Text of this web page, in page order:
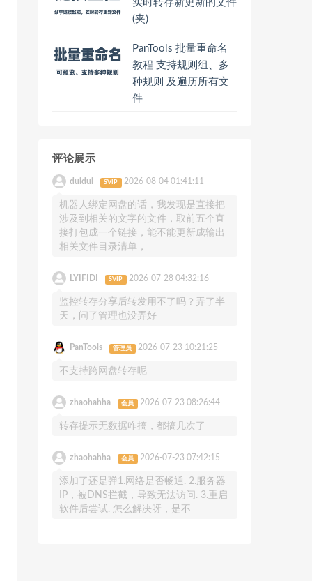
实时转存新更新的文件
(夹)
PanTools 批量重命名
教程 支持规则组、多
种规则 及遍历所有文
件
评论展示
duidui SVIP 2026-08-04 01:41:11
机器人绑定网盘的话，我发现是直接把
涉及到相关的文字的文件，取前五个直
接打包成一个链接，能不能更新成输出
相关文件目录清单，
LYIFIDI SVIP 2026-07-28 04:32:16
监控转存分享后转发用不了吗？弄了半
天，问了管理也没弄好
PanTools 管理员 2026-07-23 10:21:25
不支持跨网盘转存呢
zhaohahha 会员 2026-07-23 08:26:44
转存提示无数据咋搞，都搞几次了
zhaohahha 会员 2026-07-23 07:42:15
添加了还是弹1.网络是否畅通. 2.服务器
IP，被DNS拦截，导致无法访问. 3.重启
软件后尝试. 怎么解决呀，是不